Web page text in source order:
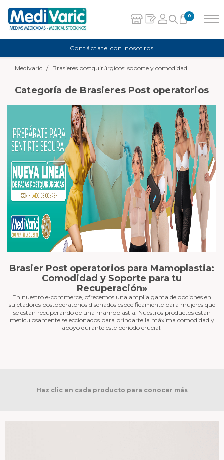
0
Carrito
No hay productos en el carrito.
Contáctate con nosotros
Medivaric / Brasieres postquirúrgicos: soporte y comodidad
Categoría de Brasieres Post operatorios
Brasier Post operatorios para Mamoplastia:
Comodidad y Soporte para tu
Recuperación»
En nuestro e-commerce, ofrecemos una amplia gama de opciones en
sujetadores postoperatorios diseñados específicamente para mujeres que
se están recuperando de una mamoplastia. Nuestros productos están
meticulosamente seleccionados para brindarte la máxima comodidad y
apoyo durante este período crucial.
Haz clic en cada producto para conocer más